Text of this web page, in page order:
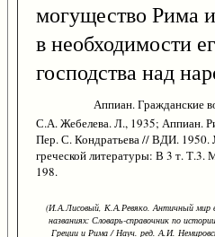
могущество Рима
в необходимости
господства над
Аппиан. Гражданские
С.А. Жебелева. Л., 1935; Аппиан.
Пер. С. Кондратьева // ВДИ.
греческой литературы: В 3 т. Т.3.
198.
(И.А.Лисовый, К.А.Ревяко. Античный мир
названиях: Словарь-справочник по
Греции и Рима / Науч. ред. А.И.